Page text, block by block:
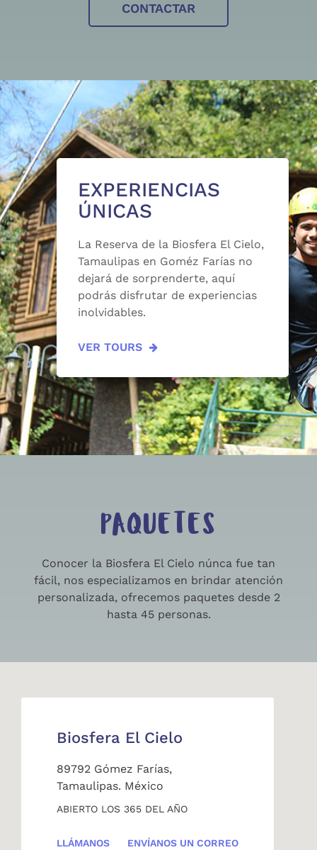
CONTACTAR
EXPERIENCIAS
ÚNICAS
La Reserva de la Biosfera El Cielo,
Tamaulipas en Goméz Farías no
dejará de sorprenderte, aquí
podrás disfrutar de experiencias
inolvidables.
VER TOURS
PAQUETES
Conocer la Biosfera El Cielo núnca fue tan
fácil, nos especializamos en brindar atención
personalizada, ofrecemos paquetes desde 2
hasta 45 personas.
Biosfera El Cielo
89792 Gómez Farías,
Tamaulipas. México
ABIERTO LOS 365 DEL AÑO
LLÁMANOS ENVÍANOS UN CORREO